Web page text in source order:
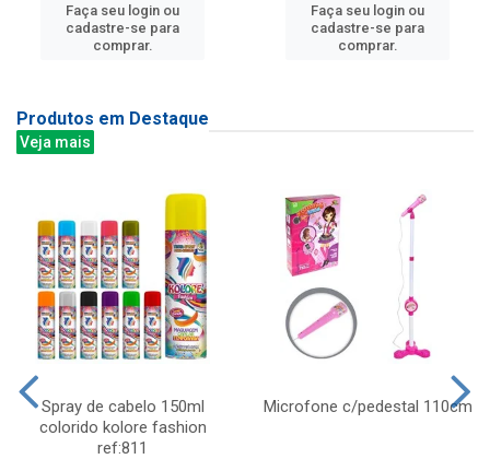
Faça seu login ou
cadastre-se para
comprar.
Faça seu login ou
cadastre-se para
comprar.
Produtos em Destaque
Veja mais
Spray de cabelo 150ml
colorido kolore fashion
ref:811
Microfone c/pedestal 110cm